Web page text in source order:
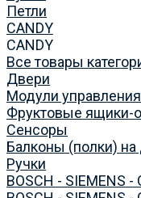
Петли
CANDY
CANDY
Все товары
Двери
Модули управления
Фруктовые
Сенсоры
Балконы (полки) на
Ручки
BOSCH - SIEMENS -